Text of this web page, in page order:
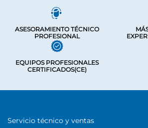
ASESORAMIENTO TÉCNICO
PROFESIONAL
EQUIPOS PROFESIONALES
CERTIFICADOS(CE)
Servicio técnico y ventas